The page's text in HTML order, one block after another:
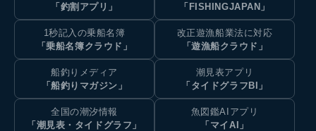
「釣割アプリ」
「FISHINGJAPAN」
1秒記入の乗船名簿
「乗船名簿クラウド」
改正遊漁船業法に対応
「遊漁船クラウド」
船釣りメディア
「船釣りマガジン」
潮見表アプリ
「タイドグラフBI」
全国の潮汐情報
「潮見表・タイドグラフ」
魚図鑑AIアプリ
「マイAI」